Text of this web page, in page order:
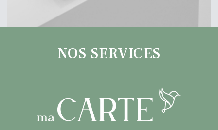
NOS SERVICES